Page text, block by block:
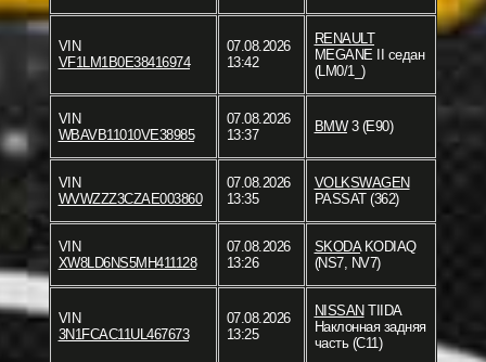
VIN
VF1LM1B0E38416974
07.08.2026
13:42
RENAULT
MEGANE II седан
(LM0/1_)
VIN
WBAVB11010VE38985
07.08.2026
13:37
BMW3 (E90)
VIN
WVWZZZ3CZAE003860
07.08.2026
13:35
VOLKSWAGEN
PASSAT (362)
VIN
XW8LD6NS5MH411128
07.08.2026
13:26
SKODAKODIAQ
(NS7, NV7)
VIN
3N1FCAC11UL467673
07.08.2026
13:25
NISSAN TIIDA
Наклонная задняя
часть (C11)